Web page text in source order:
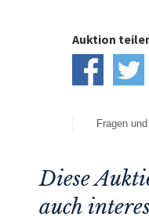
Auktion
Fragen
Diese
auch